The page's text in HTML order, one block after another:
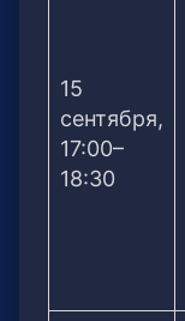
15
сентября,
17:00–
18:30